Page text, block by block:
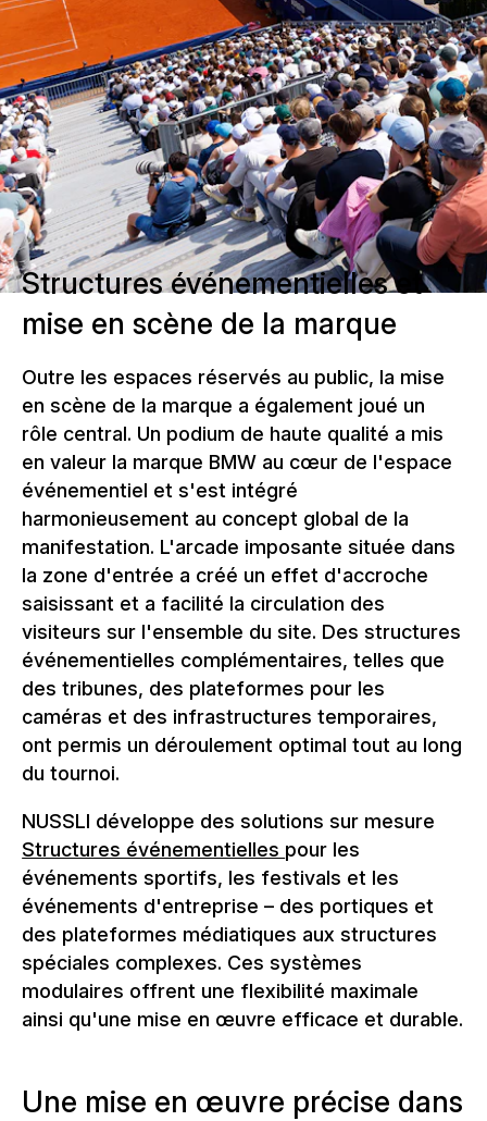
Structures événementielles et
mise en scène de la marque
Outre les espaces réservés au public, la mise
en scène de la marque a également joué un
rôle central. Un podium de haute qualité a mis
en valeur la marque BMW au cœur de l'espace
événementiel et s'est intégré
harmonieusement au concept global de la
manifestation. L'arcade imposante située dans
la zone d'entrée a créé un effet d'accroche
saisissant et a facilité la circulation des
visiteurs sur l'ensemble du site. Des structures
événementielles complémentaires, telles que
des tribunes, des plateformes pour les
caméras et des infrastructures temporaires,
ont permis un déroulement optimal tout au long
du tournoi.
NUSSLI développe des solutions sur mesure
Structures événementielles pour les
événements sportifs, les festivals et les
événements d'entreprise – des portiques et
des plateformes médiatiques aux structures
spéciales complexes. Ces systèmes
modulaires offrent une flexibilité maximale
ainsi qu'une mise en œuvre efficace et durable.
Une mise en œuvre précise dans